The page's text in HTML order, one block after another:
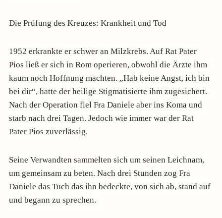
Die Prüfung des Kreuzes: Krankheit und Tod
1952 erkrankte er schwer an Milzkrebs. Auf Rat Pater
Pios ließ er sich in Rom operieren, obwohl die Ärzte ihm
kaum noch Hoffnung machten. „Hab keine Angst, ich bin
bei dir“, hatte der heilige Stigmatisierte ihm zugesichert.
Nach der Operation fiel Fra Daniele aber ins Koma und
starb nach drei Tagen. Jedoch wie immer war der Rat
Pater Pios zuverlässig.
Seine Verwandten sammelten sich um seinen Leichnam,
um gemeinsam zu beten. Nach drei Stunden zog Fra
Daniele das Tuch das ihn bedeckte, von sich ab, stand auf
und begann zu sprechen.